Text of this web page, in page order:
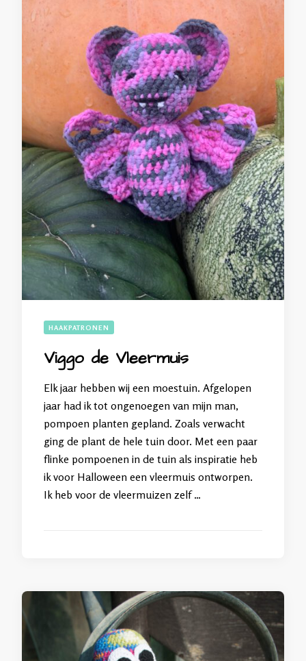
HAAKPATRONEN
Viggo de Vleermuis
Elk jaar hebben wij een moestuin. Afgelopen
jaar had ik tot ongenoegen van mijn man,
pompoen planten gepland. Zoals verwacht
ging de plant de hele tuin door. Met een paar
flinke pompoenen in de tuin als inspiratie heb
ik voor Halloween een vleermuis ontworpen.
Ik heb voor de vleermuizen zelf …